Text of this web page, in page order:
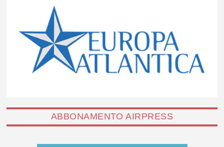
ABBONAMENTO AIRPRESS